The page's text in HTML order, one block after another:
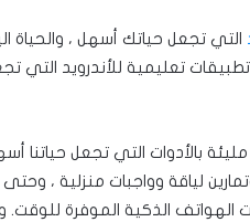
التي تجعل حياتك أسهل ، والحياة
قليلاً؟ تقدم هذه المقالة أفضل 5 تطبيقات
بالأدوات التي تجعل
لياقة وواجبات منزلية ،
الذكية الموفرة للوقت.